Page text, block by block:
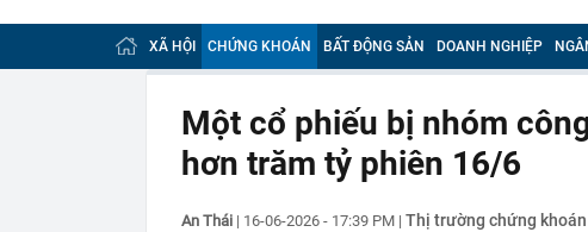
22:10
Chữ “NAPAS” trên
22:08
Người phụ nữ nhận
chuyển trả lại, 30
22:01
NSƯT Hoài Linh đi
21:59
Bắt nguyên Trưởng
định cư
view: Vì sao những
XÃ HỘI CHỨNG KHOÁN BẤT ĐỘNG SẢN DOANH NGHIỆP
Một cổ phiếu bị nhóm
hơn trăm tỷ phiên 16/6
An Thái | 16-06-2026 - 17:39 PM | Thị trường chứng khoán